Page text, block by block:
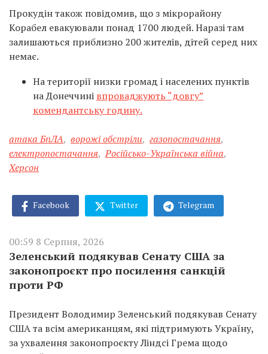
Прокудін також повідомив, що з мікрорайону
Корабел евакуювали понад 1700 людей. Наразі там
залишаються приблизно 200 жителів, дітей серед них
немає.
На території низки громад і населених пунктів
на Донеччині впроваджують “довгу”
комендантську годину.
атака БпЛА, ворожі обстріли, газопостачання,
електропостачання, Російсько-Українська війна,
Херсон
Facebook Twitter Telegram
00:59 8 Серпня, 2026
Зеленський подякував Сенату США за
законопроєкт про посилення санкцій
проти РФ
Президент Володимир Зеленський подякував Сенату
США та всім американцям, які підтримують Україну,
за ухвалення законопроєкту Ліндсі Грема щодо